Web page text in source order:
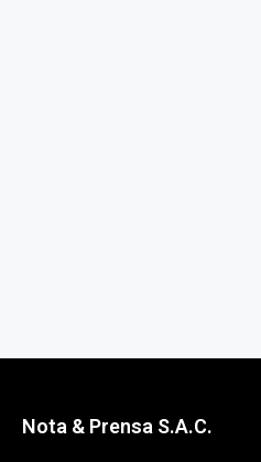
Nota & Prensa S.A.C.